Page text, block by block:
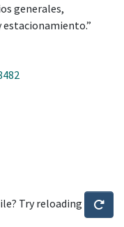
generales,
estacionamiento.”
Try reloading